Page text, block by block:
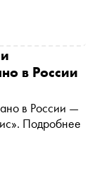
в России
в России —
Подробнее